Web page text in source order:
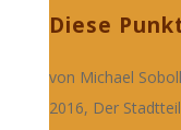
Diese
von Michael Soboll
2016, Der